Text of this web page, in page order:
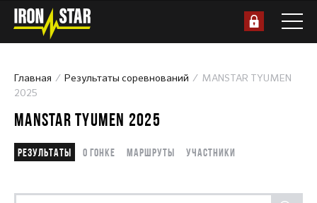
Главная Результаты соревнований
MANSTAR TYUMEN
2025
MANSTAR TYUMEN 2025
Результаты О гонке Маршруты Участники